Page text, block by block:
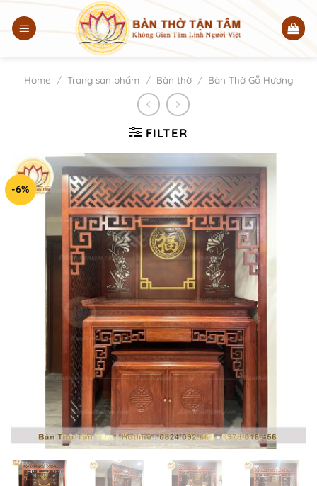
đến
Home / Trang sản phẩm / Bàn thờ / Bàn Thờ Gỗ Hương
FILTER
-6%